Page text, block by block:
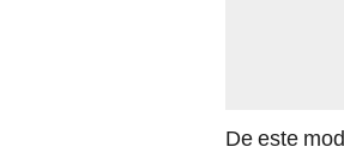
ocasión del